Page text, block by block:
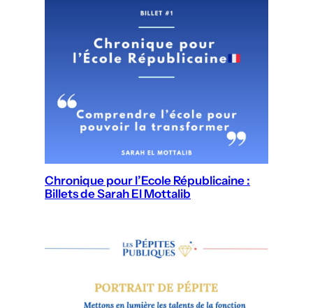
Chronique pour l’Ecole Républicaine :
Billets de Sarah El Mottalib